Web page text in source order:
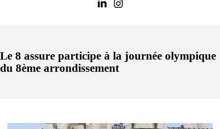
Le 8 assure participe à la journée olympique
du 8ème arrondissement